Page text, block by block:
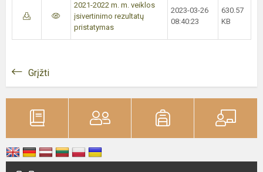
2021-2022 m. m. veiklos
įsivertinimo rezultatų
pristatymas
2023-03-26
08:40:23
630.57
KB
Grįžti